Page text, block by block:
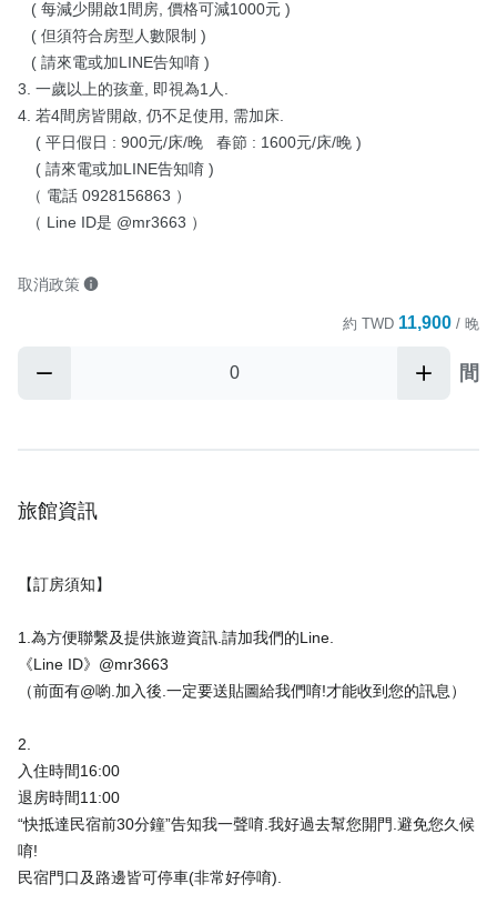
3. 一歲以上的孩童, 即視為1人.
4. 若4間房皆開啟, 仍不足使用, 需加床.
  （ Line ID是 @mr3663 ）
取消政策
約 TWD 11,900 / 晚
間
旅館資訊
【訂房須知】
1.為方便聯繫及提供旅遊資訊.請加我們的Line.
《Line ID》@mr3663
（前面有@喲.加入後.一定要送貼圖給我們唷!才能收到您的訊息）
2.
入住時間16:00
退房時間11:00
“快抵達民宿前30分鐘”告知我一聲唷.我好過去幫您開門.避免您久候
唷!
民宿門口及路邊皆可停車(非常好停唷).